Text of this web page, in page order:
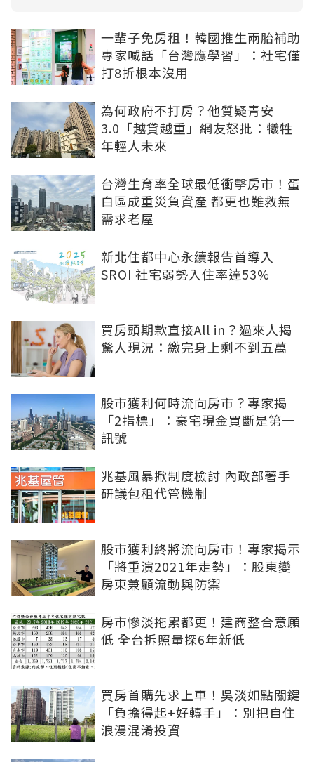
一輩子免房租！韓國推生兩胎補助
專家喊話「台灣應學習」：社宅僅
打8折根本沒用
為何政府不打房？他質疑青安
3.0「越貸越重」網友怒批：犧牲
年輕人未來
台灣生育率全球最低衝擊房市！蛋
白區成重災負資產 都更也難救無
需求老屋
新北住都中心永續報告首導入
SROI 社宅弱勢入住率達53%
買房頭期款直接All in？過來人揭
驚人現況：繳完身上剩不到五萬
股市獲利何時流向房市？專家揭
「2指標」：豪宅現金買斷是第一
訊號
兆基風暴掀制度檢討 內政部著手
研議包租代管機制
股市獲利終將流向房市！專家揭示
「將重演2021年走勢」：股東變
房東兼顧流動與防禦
房市慘淡拖累都更！建商整合意願
低 全台拆照量探6年新低
買房首購先求上車！吳淡如點關鍵
「負擔得起+好轉手」：別把自住
浪漫混淆投資